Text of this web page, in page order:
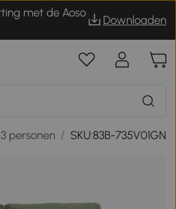
met de Aoso
Downloaden
personen / SKU:83B-735V01GN